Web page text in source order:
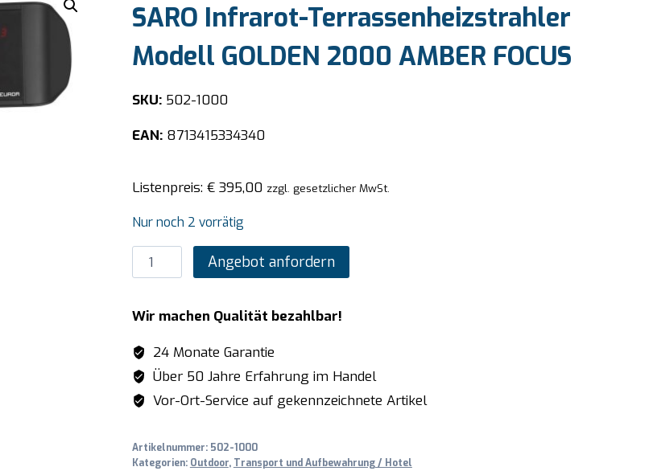
SARO Infrarot-Terrassenheizstrahler
Modell GOLDEN 2000 AMBER FOCUS
SKU:502-1000
EAN:8713415334340
Listenpreis: €395,00 zzgl. gesetzlicher MwSt.
Nur noch 2 vorrätig
SARO
Infrarot-
Modell
GOLDEN
2000
AMBER
FOCUS
Angebot anfordern
Wir machen Qualität bezahlbar!
24 Monate Garantie
Über 50 Jahre Erfahrung im Handel
Vor-Ort-Service auf gekennzeichnete Artikel
Artikelnummer: 502-1000
Kategorien: Outdoor, Transport und Aufbewahrung / Hotel